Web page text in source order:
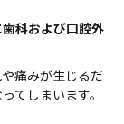
科および口腔外
痛みが生じるだ
てしまいます。